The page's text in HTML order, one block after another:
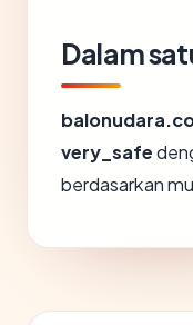
Dalam
very_safe
berdasarkan